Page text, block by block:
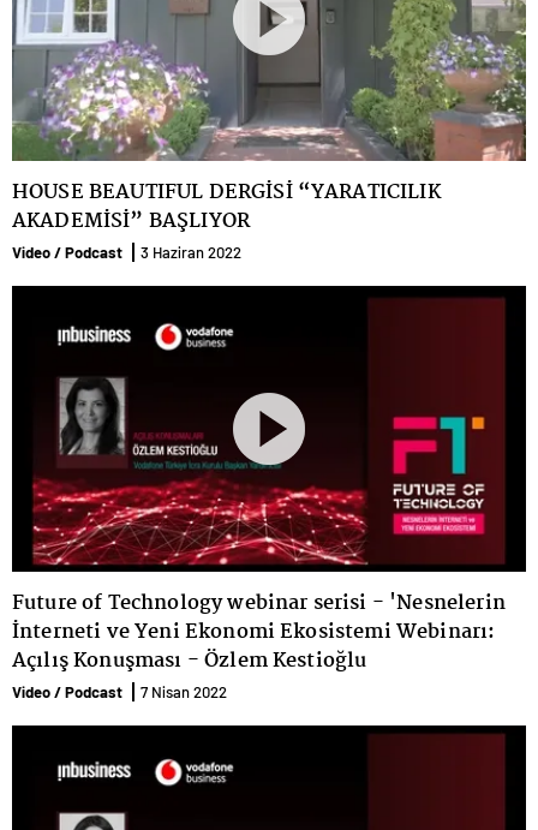
HOUSE BEAUTIFUL DERGİSİ “YARATICILIK
AKADEMİSİ” BAŞLIYOR
Video / Podcast 3 Haziran 2022
Future of Technology webinar serisi - 'Nesnelerin
İnterneti ve Yeni Ekonomi Ekosistemi Webinarı:
Açılış Konuşması - Özlem Kestioğlu
Video / Podcast 7 Nisan 2022